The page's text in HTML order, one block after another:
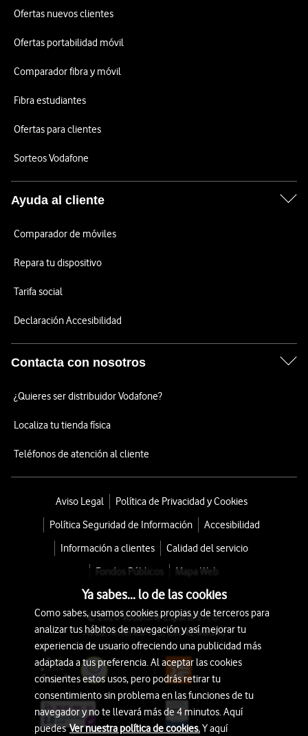
Ofertas nuevos clientes
Ofertas portabilidad móvil
Comparador fibra y móvil
Fibra estudiantes
Ofertas para clientes
Sorteos Vodafone
Ayuda al cliente
Comparador de móviles
Repara tu dispositivo
Tarifa social
Declaración Accesibilidad
Contacta con nosotros
¿Quieres ser distribuidor Vodafone?
Localiza tu tienda física
Teléfonos de atención al cliente
Aviso Legal
Política de Privacidad y Cookies
Política Seguridad de Información
Accesibilidad
Información a clientes
Calidad del servicio
Fondos Públicos
Mapa Web
© 2026 Vodafone España S.A.U.
Avda. América 115, 28042 Madrid
Ya sabes... lo de las cookies
Como sabes, usamos cookies propias y de terceros para
analizar tus hábitos de navegación y así mejorar tu
experiencia de usuario ofreciendo una publicidad más
adaptada a tus preferencia. Al aceptar las cookies
consientes estos usos, pero podrás retirar tu
consentimiento sin problema en las funciones de tu
navegador y no te llevará más de 4 minutos. Aquí
puedesVer nuestra política de cookies.Y aquí